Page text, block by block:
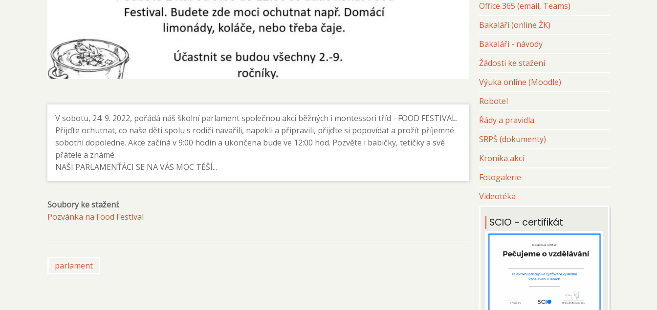
V sobotu, 24. 9. 2022, pořádá náš školní parlament společnou akci běžných i montessori tříd - FOOD FESTIVAL.
Přijďte ochutnat, co naše děti spolu s rodiči navařili, napekli a připravili, přijďte si popovídat a prožít příjemné
sobotní dopoledne. Akce začíná v 9:00 hodin a ukončena bude ve 12:00 hod. Pozvěte i babičky, tetičky a své
přátele a známé.
NAŠI PARLAMENŤÁCI SE NA VÁS MOC TĚŠÍ...
Soubory ke stažení:
Pozvánka na Food Festival
parlament
Office 365 (email, Teams)
Bakaláři (online ŽK)
Bakaláři - návody
Žádosti ke stažení
Výuka online (Moodle)
Robotel
Řády a pravidla
SRPŠ (dokumenty)
Kronika akcí
Fotogalerie
Videotéka
SCIO - certifikát